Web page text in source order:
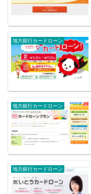
地方銀行カードローン
地方銀行カードローン
地方銀行カードローン